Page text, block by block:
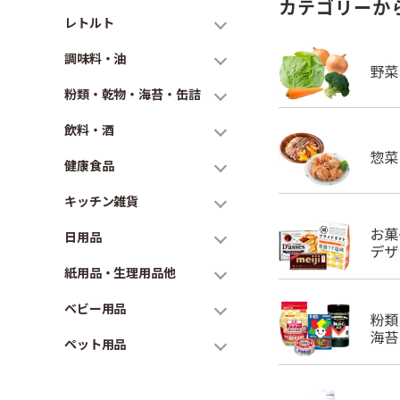
レトルト
調味料・油
粉類・乾物・海苔・缶詰
飲料・酒
健康食品
キッチン雑貨
日用品
紙用品・生理用品他
ベビー用品
ペット用品
カテゴリーか